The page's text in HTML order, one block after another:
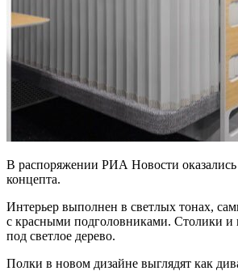
В распоряжении РИА Новости
концепта.
Интерьер выполнен в светлых тонах,
с красными подголовниками. Столики
под светлое дерево.
Полки в новом дизайне выглядят как